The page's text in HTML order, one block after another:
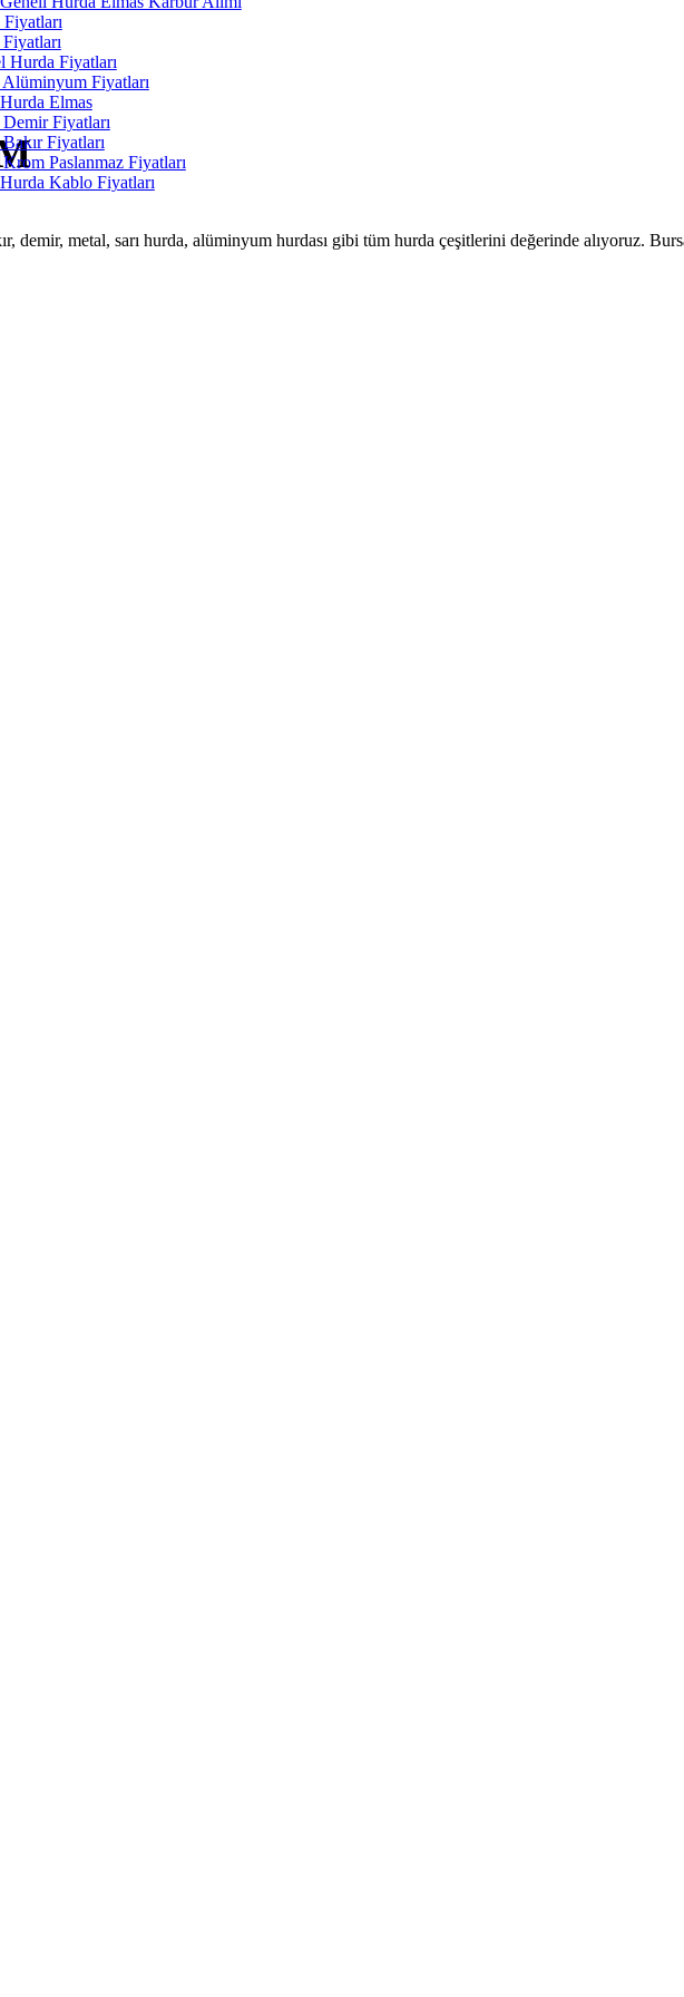
Hurda Fiyatları
Fiyatları
Elmas
Fiyatları
Fiyatları
Paslanmaz Fiyatları
Kablo Fiyatları
demir, metal, sarı hurda, alüminyum hurdası gibi tüm hurda çeşitlerini değerinde alıyoruz.